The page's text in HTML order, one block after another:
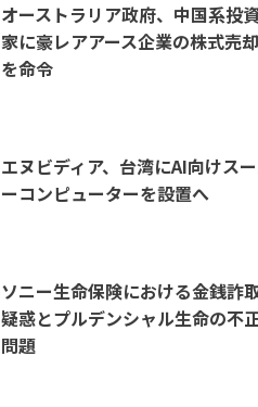
オーストラリア政府、中国系投
家に豪レアアース企業の株式売却
を命令
エヌビディア、台湾にAI向けス
ーコンピューターを設置へ
ソニー生命保険における金銭詐
疑惑とプルデンシャル生命の不
問題